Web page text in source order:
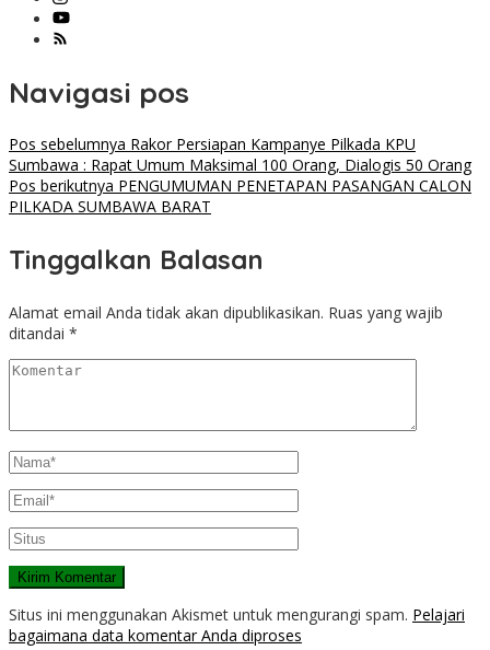
Navigasi pos
Pos sebelumnya Rakor Persiapan Kampanye Pilkada KPU
Sumbawa : Rapat Umum Maksimal 100 Orang, Dialogis 50 Orang
Pos berikutnya PENGUMUMAN PENETAPAN PASANGAN CALON
PILKADA SUMBAWA BARAT
Tinggalkan Balasan
Alamat email Anda tidak akan dipublikasikan. Ruas yang wajib
ditandai *
Situs ini menggunakan Akismet untuk mengurangi spam. Pelajari
bagaimana data komentar Anda diproses